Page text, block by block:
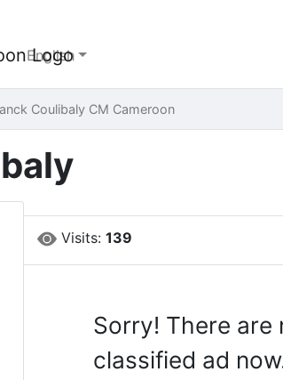
English
Coulibaly CM Cameroon
Visits: 139
Sorry! There are
classified ad